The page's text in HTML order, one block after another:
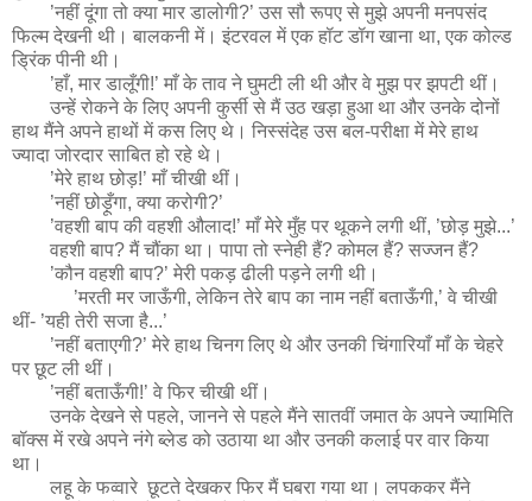
’नहीं दूंगा तो क्या मार डालोगी?’ उस सौ रूपए से मुझे अपनी मनपसंद
फिल्म देखनी थी। बालकनी में। इंटरवल में एक हॉट डॉग खाना था, एक कोल्ड
ड्रिंक पीनी थी।
’हाँ, मार डालूँगी!’ माँ के ताव ने घुमटी ली थी और वे मुझ पर झपटी थीं।
उन्हें रोकने के लिए अपनी कुर्सी से मैं उठ खड़ा हुआ था और उनके दोनों
हाथ मैंने अपने हाथों में कस लिए थे। निस्संदेह उस बल-परीक्षा में मेरे हाथ
ज्यादा जोरदार साबित हो रहे थे।
’मेरे हाथ छोड़!’ माँ चीखी थीं।
’नहीं छोड़ूँगा, क्या करोगी?’
’वहशी बाप की वहशी औलाद!’ माँ मेरे मुँह पर थूकने लगी थीं, ’छोड़ मुझे...’
वहशी बाप? मैं चौंका था। पापा तो स्नेही हैं? कोमल हैं? सज्जन हैं?
’कौन वहशी बाप?’ मेरी पकड़ ढीली पड़ने लगी थी।
’मरती मर जाऊँगी, लेकिन तेरे बाप का नाम नहीं बताऊँगी,’ वे चीखी
थीं- ’यही तेरी सजा है...’
’नहीं बताएगी?’ मेरे हाथ चिनग लिए थे और उनकी चिंगारियाँ माँ के चेहरे
पर छूट ली थीं।
’नहीं बताऊँगी!’ वे फिर चीखी थीं।
उनके देखने से पहले, जानने से पहले मैंने सातवीं जमात के अपने ज्यामिति
बॉक्स में रखे अपने नंगे ब्लेड को उठाया था और उनकी कलाई पर वार किया
था।
लहू के फव्वारे छूटते देखकर फिर मैं घबरा गया था। लपककर मैंने